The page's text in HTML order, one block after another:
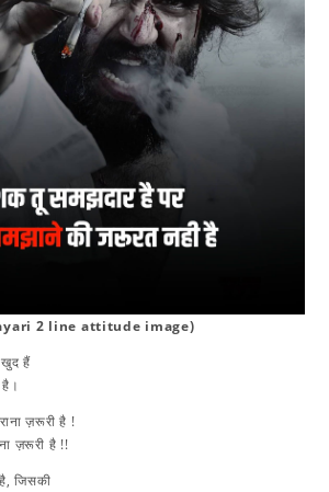
2 line attitude image)
हैं
ज़रूरी है !
ज़रूरी है !!
जिसकी